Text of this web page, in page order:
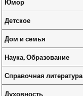
Детское
Дом и семья
Наука, Образование
Справочная литература
Духовность